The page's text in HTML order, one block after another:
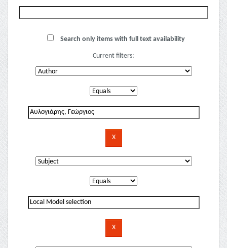
Search only items with full text availability
Current filters: